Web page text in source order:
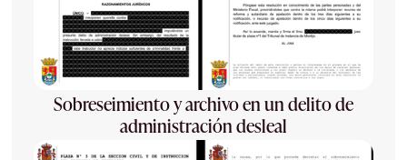
Sobreseimiento y archivo en un delito de
administración desleal